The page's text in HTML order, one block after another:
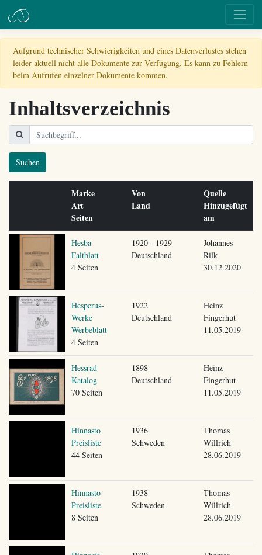
Aufgrund technischer Schwierigkeiten und eines Datenverlustes stehen
leider aktuell nicht alle Dokumente zur Verfügung. Es kann zu Fehlern
beim Aufrufen einzelner Dokumente kommen.
Inhaltsverzeichnis
Suchen
Marke
Art
Seiten
Von
Land
Quelle
Hinzugefügt
am
Hesba
Faltblatt
4 Seiten
1920 - 1929
Deutschland
Johannes
Rilk
30.12.2020
Hesperus-
Werke
Werbeblatt
4 Seiten
1922
Deutschland
Heinz
Fingerhut
11.05.2019
Hessrad
Katalog
70 Seiten
1898
Deutschland
Heinz
Fingerhut
11.05.2019
Hinnasto
Preisliste
44 Seiten
1936
Schweden
Thomas
Willrich
28.06.2019
Hinnasto
Preisliste
8 Seiten
1938
Schweden
Thomas
Willrich
28.06.2019